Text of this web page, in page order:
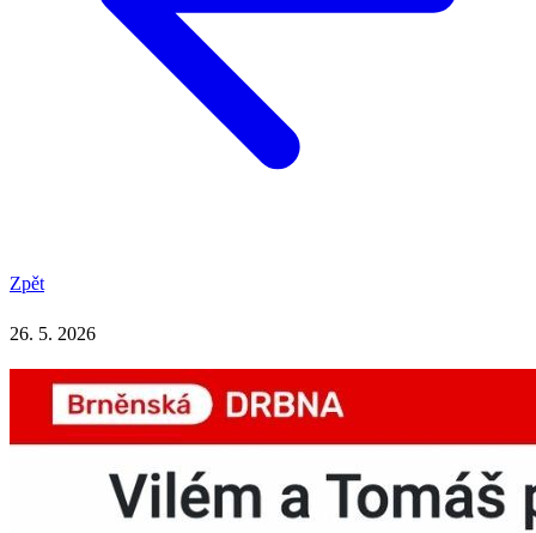
Zpět
26. 5. 2026